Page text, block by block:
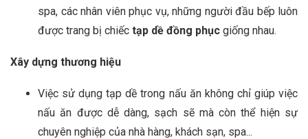
spa, các nhân viên phục vụ, những người đầu bếp luôn
được trang bị chiếc tạp dề đồng phục giống nhau.
Xây dựng thương hiệu
Việc sử dụng tạp dề trong nấu ăn không chỉ giúp việc
nấu ăn được dễ dàng, sạch sẽ mà còn thể hiện sự
chuyên nghiệp của nhà hàng, khách sạn, spa...